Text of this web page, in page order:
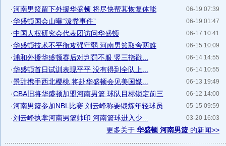
06-19 07:39
·河南男篮留下外援华盛顿 将尽快帮其恢复体能
06-19 01:47
·华盛顿国会山曝“泼粪事件”
06-17 10:41
·中国人权研究会代表团访问华盛顿
06-15 10:09
·华盛顿技术不平衡攻强守弱 河南男篮取舍两难
06-14 14:55
·浦和外援华盛顿赛后对判罚不服 竖三指戳...
06-14 10:55
·华盛顿首日试训表现平平 没有得到全队上...
06-13 19:49
·景甜携手西北樱桃 将赴华盛顿会见美国媒...
06-12 14:00
·CBA旧将华盛顿加盟河南男篮 球队目标锁定前三
05-15 09:59
·河南男篮参加NBL比赛 刘云峰称要锻炼年轻球员
03-20 16:03
·刘云峰执掌河南男篮帅印 河南篮球进入少...
更多关于 华盛顿 河南男篮 的新闻>>